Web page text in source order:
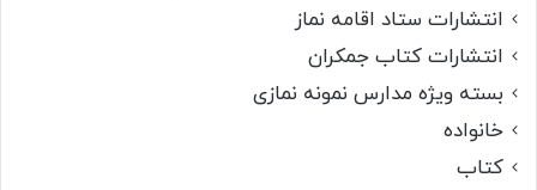
انتشارات ستاد اقامه نماز
انتشارات کتاب جمکران
بسته ویژه مدارس نمونه نمازی
خانواده
کتاب